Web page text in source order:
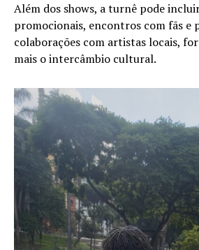
Além dos shows, a turnê pode
promocionais, encontros com fãs e
colaborações com artistas locais,
mais o intercâmbio cultural.